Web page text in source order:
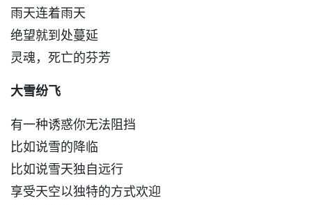
雨天连着雨天
绝望就到处蔓延
灵魂，死亡的芬芳
大雪纷飞
有一种诱惑你无法阻挡
比如说雪的降临
比如说雪天独自远行
享受天空以独特的方式欢迎